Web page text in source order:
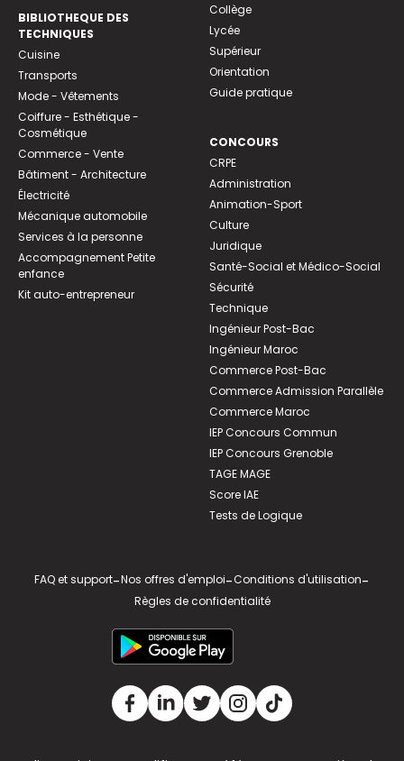
BIBLIOTHEQUE DES
TECHNIQUES
Cuisine
Transports
Mode - Vêtements
Coiffure - Esthétique -
Cosmétique
Commerce - Vente
Bâtiment - Architecture
Électricité
Mécanique automobile
Services à la personne
Accompagnement Petite
enfance
Kit auto-entrepreneur
Collège
Lycée
Supérieur
Orientation
Guide pratique
CONCOURS
CRPE
Administration
Animation-Sport
Culture
Juridique
Santé-Social et Médico-Social
Sécurité
Technique
Ingénieur Post-Bac
Ingénieur Maroc
Commerce Post-Bac
Commerce Admission Parallèle
Commerce Maroc
IEP Concours Commun
IEP Concours Grenoble
TAGE MAGE
Score IAE
Tests de Logique
FAQ et support-Nos offres d'emploi-Conditions d'utilisation-
Règles de confidentialité